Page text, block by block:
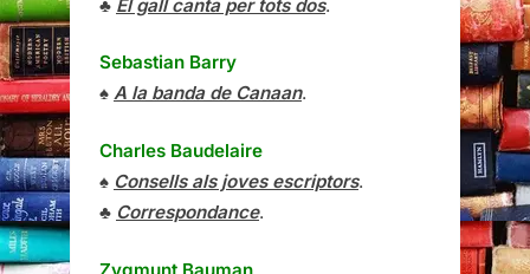
♣ El gall canta per tots dos.
Sebastian Barry
♠ A la banda de Canaan.
Charles Baudelaire
♠ Consells als joves escriptors.
♣ Correspondance.